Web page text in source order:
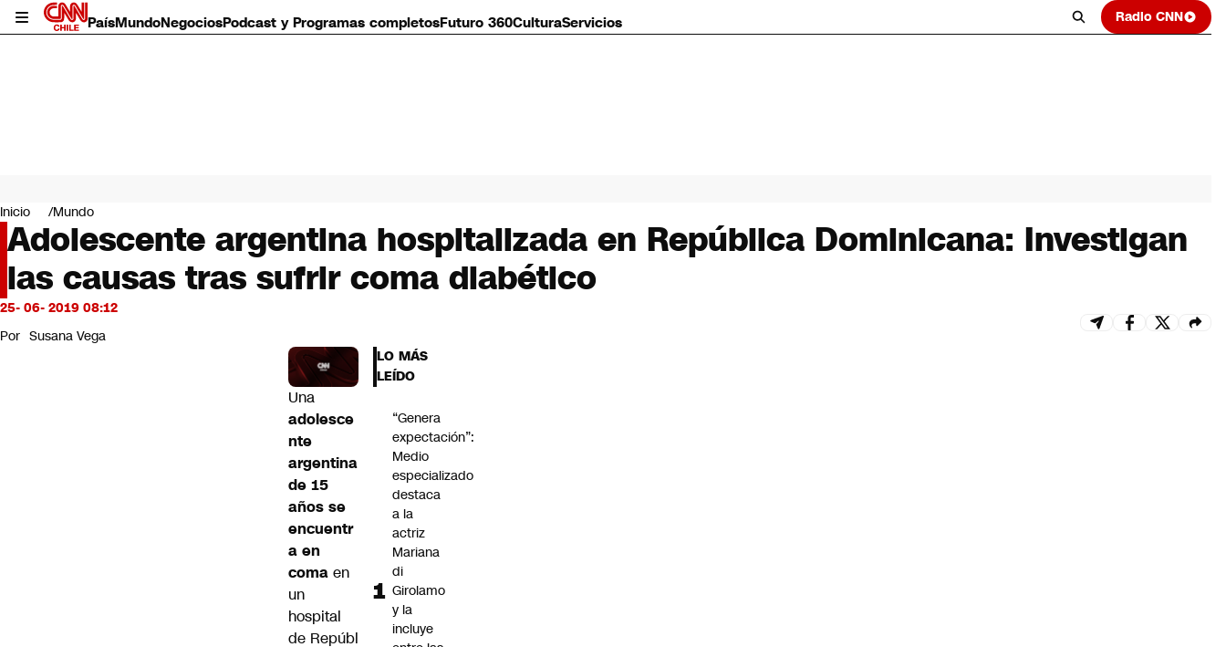
PaísMundoNegociosPodcast y Programas completosFuturo 360CulturaServicios Radio CNN
Mundo
Negocios
Deportes
Programas completos
Cultura
Servicios
Bits
CNN Data
Inicio Mundo
Adolescente argentina hospitalizada en República Dominicana: Investigan
las causas tras sufrir coma diabético
25- 06- 2019 08:12
Por Susana Vega
Una
adolesce
nte
argentina
de 15
años se
encuentr
a en
coma en
un
hospital
de Repúbl
LO MÁS
LEÍDO
“Genera
expectación”:
Medio
especializado
destaca
a la
actriz
Mariana
di
Girolamo
y la
incluye